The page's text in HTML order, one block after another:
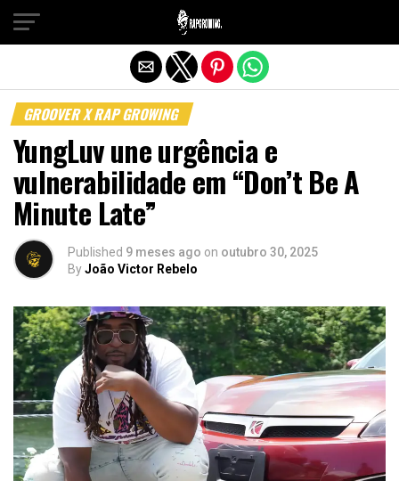
GROOVER X RAP GROWING
YungLuv une urgência e
vulnerabilidade em “Don’t Be A
Minute Late”
Published 9 meses ago on outubro 30, 2025
ByJoão Victor Rebelo
Sair da versão mobile